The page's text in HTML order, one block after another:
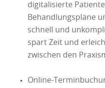
digitalisierte
Behandlungspläne
schnell und
spart Zeit und
zwischen den
Online-